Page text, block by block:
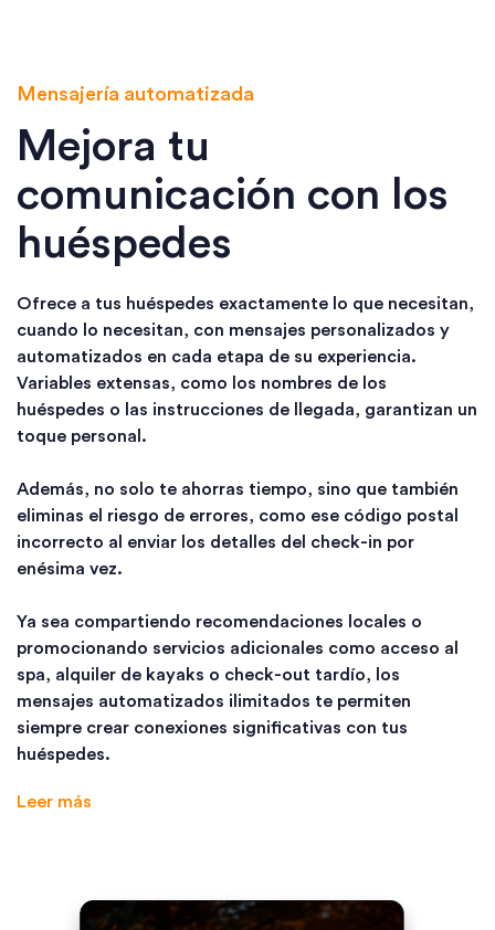
Mensajería automatizada
Mejora tu
comunicación con los
huéspedes
Ofrece a tus huéspedes exactamente lo que necesitan,
cuando lo necesitan, con mensajes personalizados y
automatizados en cada etapa de su experiencia.
Variables extensas, como los nombres de los
huéspedes o las instrucciones de llegada, garantizan un
toque personal.
Además, no solo te ahorras tiempo, sino que también
eliminas el riesgo de errores, como ese código postal
incorrecto al enviar los detalles del check-in por
enésima vez.
Ya sea compartiendo recomendaciones locales o
promocionando servicios adicionales como acceso al
spa, alquiler de kayaks o check-out tardío, los
mensajes automatizados ilimitados te permiten
siempre crear conexiones significativas con tus
huéspedes.
Leer más